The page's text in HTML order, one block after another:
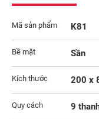
Mã sản phẩm K81
Bề mặt Sần
Kích thước 200 x
Quy cách 9